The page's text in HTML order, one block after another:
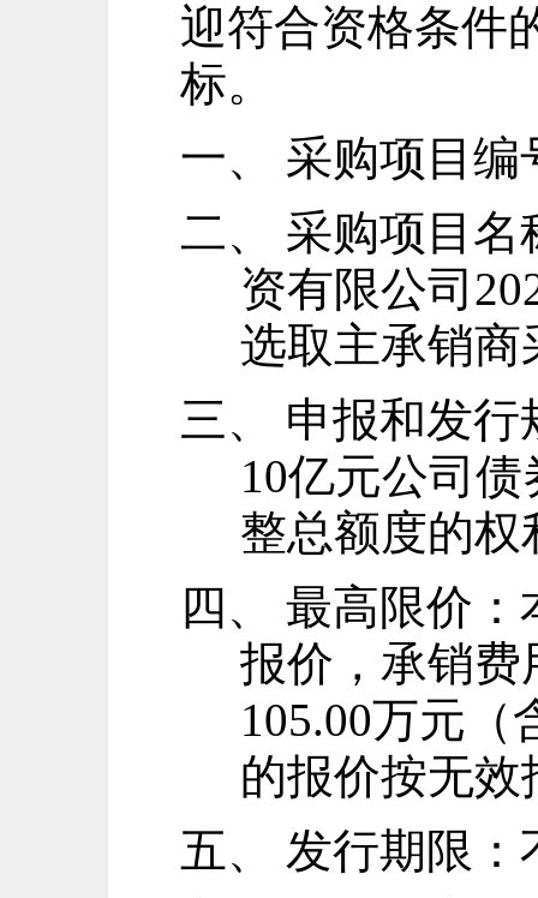
迎符合资格条件
标。
一、 采购项目编
二、 采购项目名
资有限公司
选取主承销商
三、 申报和发行
10亿元公司
整总额度的
四、 最高限价：
报价，承销费
105.00万元
的报价按无效
五、 发行期限：